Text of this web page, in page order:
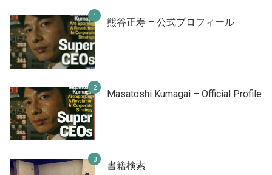
熊谷正寿 – 公式プロフィール
Masatoshi Kumagai – Official Profile
書籍検索